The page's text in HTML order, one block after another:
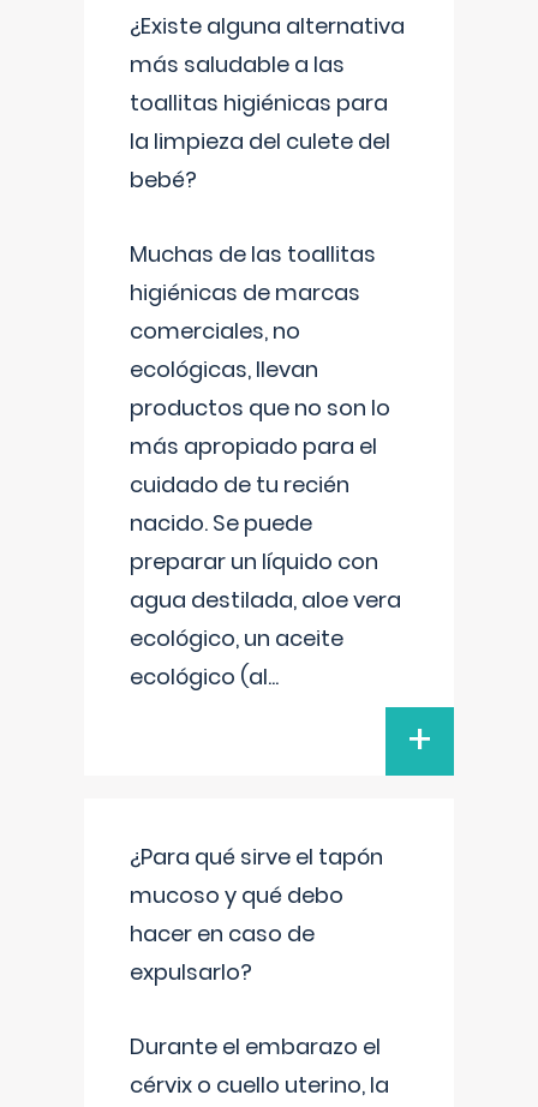
¿Existe alguna alternativa
más saludable a las
toallitas higiénicas para
la limpieza del culete del
bebé?
Muchas de las toallitas
higiénicas de marcas
comerciales, no
ecológicas, llevan
productos que no son lo
más apropiado para el
cuidado de tu recién
nacido. Se puede
preparar un líquido con
agua destilada, aloe vera
ecológico, un aceite
ecológico (al...
+
¿Para qué sirve el tapón
mucoso y qué debo
hacer en caso de
expulsarlo?
Durante el embarazo el
cérvix o cuello uterino, la